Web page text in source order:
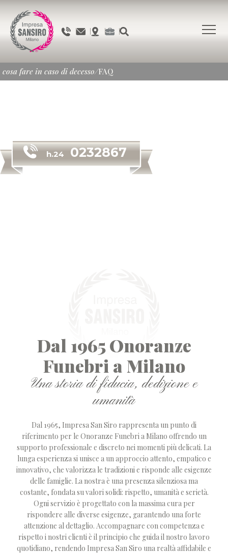
cosa fare in caso di decesso/FAQ
h.24 0232867
Dal 1965 Onoranze
Funebri a Milano
Una storia di fiducia, dedizione e
umanità
Dal 1965, Impresa San Siro rappresenta un punto di
riferimento per le Onoranze Funebri a Milano offrendo un
supporto professionale e discreto nei momenti più delicati. La
lunga esperienza si unisce a un approccio attento, empatico e
innovativo, che valorizza le tradizioni e risponde alle esigenze
delle famiglie. La nostra è una presenza silenziosa ma
costante, fondata su valori solidi: rispetto, umanità e serietà.
Ogni servizio è progettato con la massima cura per
rispondere alle diverse esigenze, garantendo una forte
attenzione al dettaglio. Accompagnare con competenza e
rispetto i nostri clienti è il principio che guida il nostro lavoro
quotidiano, rendendo Impresa San Siro una realtà affidabile e